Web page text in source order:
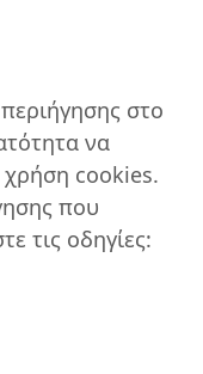
στο
να
χρήση cookies.
που
τις οδηγίες: